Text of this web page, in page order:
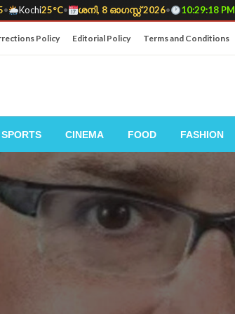
• Kochi25°C• ശനി, 8 ഓഗസ്റ്റ് 2026• 10:29:19 PM
Policy Editorial Policy Terms and Conditions
SPORTS CINEMA FOOD FASHION